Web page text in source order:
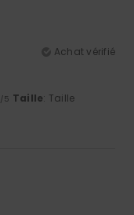
Achat vérifié
/5 Taille: Taille